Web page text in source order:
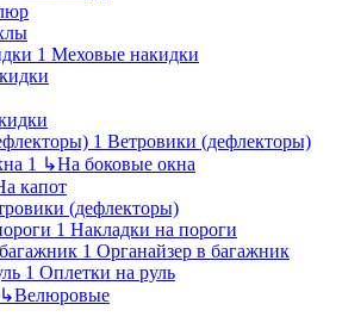
Меховые накидки
Ветровики (дефлекторы)
↳На боковые окна
капот
(дефлекторы)
Накладки на пороги
Органайзер в багажник
Оплетки на руль
↳Велюровые